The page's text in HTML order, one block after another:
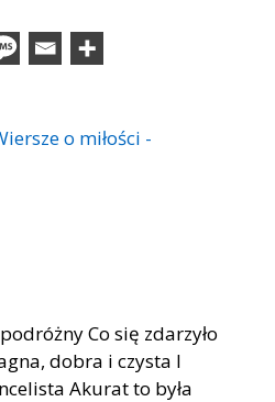
o miłości -
Co się zdarzyło
dobra i czysta I
Akurat to była